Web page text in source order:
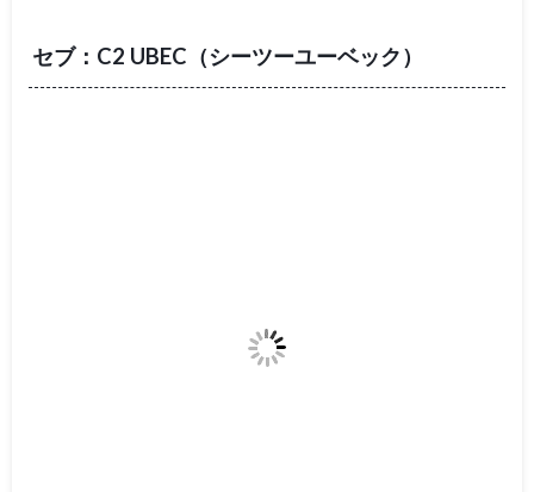
セブ：C2 UBEC（シーツーユーベック）